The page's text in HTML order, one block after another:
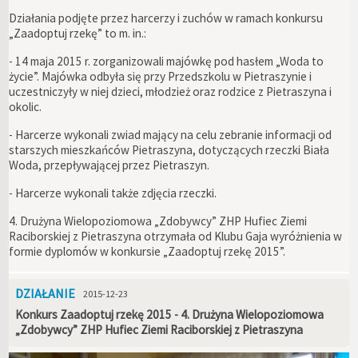
Działania podjęte przez harcerzy i zuchów w ramach konkursu
„Zaadoptuj rzekę” to m. in.:
- 14 maja 2015 r. zorganizowali majówkę pod hasłem „Woda to
życie”. Majówka odbyła się przy Przedszkolu w Pietraszynie i
uczestniczyły w niej dzieci, młodzież oraz rodzice z Pietraszyna i
okolic.
- Harcerze wykonali zwiad mający na celu zebranie informacji od
starszych mieszkańców Pietraszyna, dotyczących rzeczki Biała
Woda, przepływającej przez Pietraszyn.
- Harcerze wykonali także zdjęcia rzeczki.
4. Drużyna Wielopoziomowa „Zdobywcy” ZHP Hufiec Ziemi
Raciborskiej z Pietraszyna otrzymała od Klubu Gaja wyróżnienia w
formie dyplomów w konkursie „Zaadoptuj rzekę 2015”.
DZIAŁANIE 2015-12-23
Konkurs Zaadoptuj rzekę 2015 - 4. Drużyna Wielopoziomowa
„Zdobywcy” ZHP Hufiec Ziemi Raciborskiej z Pietraszyna